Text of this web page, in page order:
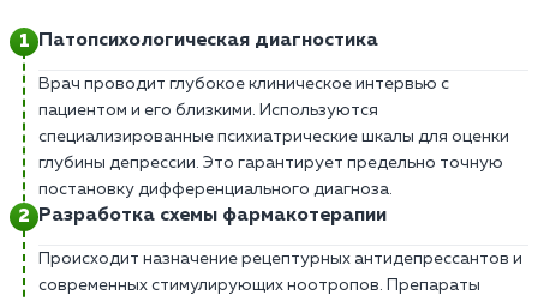
Патопсихологическая диагностика
Врач проводит глубокое клиническое интервью с
пациентом и его близкими. Используются
специализированные психиатрические шкалы для оценки
глубины депрессии. Это гарантирует предельно точную
постановку дифференциального диагноза.
Разработка схемы фармакотерапии
Происходит назначение рецептурных антидепрессантов и
современных стимулирующих ноотропов. Препараты